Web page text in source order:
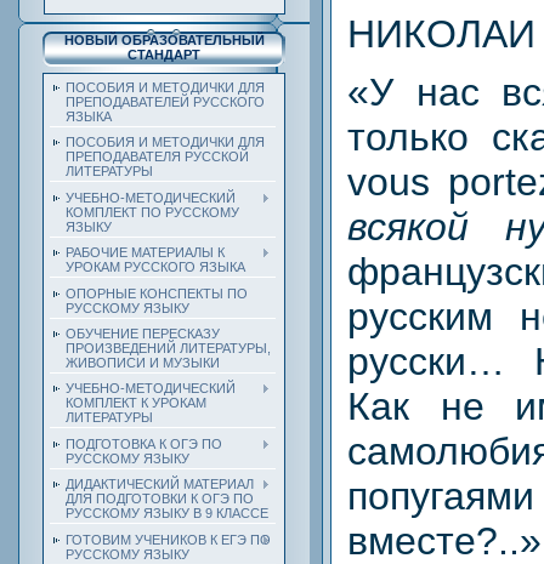
НОВЫЙ ОБРАЗОВАТЕЛЬНЫЙ
СТАНДАРТ
ПОСОБИЯ И МЕТОДИЧКИ ДЛЯ
ПРЕПОДАВАТЕЛЕЙ РУССКОГО
ЯЗЫКА
ПОСОБИЯ И МЕТОДИЧКИ ДЛЯ
ПРЕПОДАВАТЕЛЯ РУССКОЙ
ЛИТЕРАТУРЫ
УЧЕБНО-МЕТОДИЧЕСКИЙ
КОМПЛЕКТ ПО РУССКОМУ
ЯЗЫКУ
РАБОЧИЕ МАТЕРИАЛЫ К
УРОКАМ РУССКОГО ЯЗЫКА
ОПОРНЫЕ КОНСПЕКТЫ ПО
РУССКОМУ ЯЗЫКУ
ОБУЧЕНИЕ ПЕРЕСКАЗУ
ПРОИЗВЕДЕНИЙ ЛИТЕРАТУРЫ,
ЖИВОПИСИ И МУЗЫКИ
УЧЕБНО-МЕТОДИЧЕСКИЙ
КОМПЛЕКТ К УРОКАМ
ЛИТЕРАТУРЫ
ПОДГОТОВКА К ОГЭ ПО
РУССКОМУ ЯЗЫКУ
ДИДАКТИЧЕСКИЙ МАТЕРИАЛ
ДЛЯ ПОДГОТОВКИ К ОГЭ ПО
РУССКОМУ ЯЗЫКУ В 9 КЛАССЕ
ГОТОВИМ УЧЕНИКОВ К ЕГЭ ПО
РУССКОМУ ЯЗЫКУ
«У нас
только
vous
всякой
русским
русски…
Как не
вместе?..»